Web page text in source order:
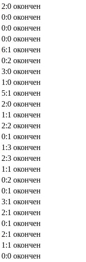
2:0 окончен
0:0 окончен
0:0 окончен
0:0 окончен
6:1 окончен
0:2 окончен
3:0 окончен
1:0 окончен
5:1 окончен
2:0 окончен
1:1 окончен
2:2 окончен
0:1 окончен
1:3 окончен
2:3 окончен
1:1 окончен
0:2 окончен
0:1 окончен
3:1 окончен
2:1 окончен
0:1 окончен
2:1 окончен
1:1 окончен
0:0 окончен